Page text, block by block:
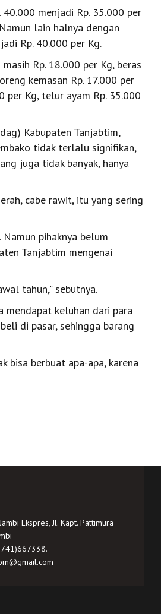
menjadi Rp. 35.000 per
lain halnya dengan
Rp. 40.000 per Kg.
Rp. 18.000 per Kg, beras
kemasan Rp. 17.000 per
per Kg, telur ayam Rp. 35.000
Kabupaten Tanjabtim,
tidak terlalu signifikan,
juga tidak banyak, hanya
cabe rawit, itu yang sering
pihaknya belum
Tanjabtim mengenai
tahun," sebutnya.
mendapat keluhan dari para
di pasar, sehingga barang
bisa berbuat apa-apa, karena
Ekspres, Jl. Kapt. Pattimura